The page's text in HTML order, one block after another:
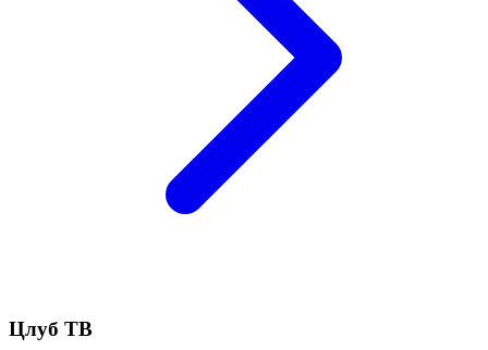
Цлуб ТВ